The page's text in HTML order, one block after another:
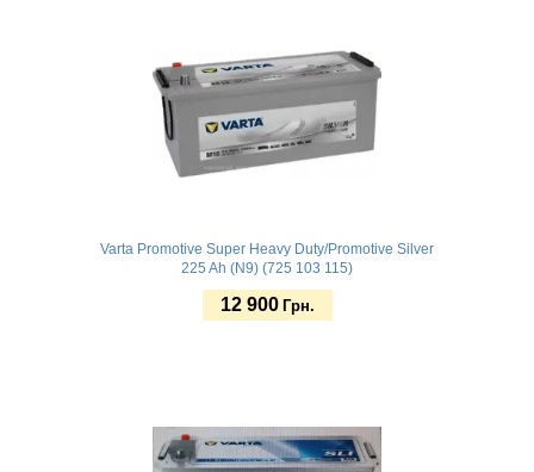
Varta Promotive Super Heavy Duty/Promotive Silver
225 Ah (N9) (725 103 115)
12 900 Грн.